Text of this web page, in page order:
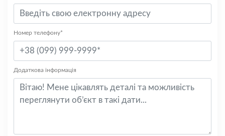
Номер телефону*
Додаткова інформація